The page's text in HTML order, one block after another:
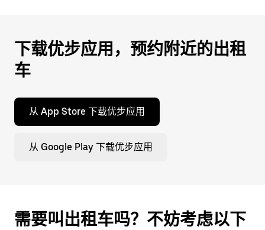
下载优步应用，预约附近的出租
车
从 App Store 下载优步应用
从 Google Play 下载优步应用
需要叫出租车吗？不妨考虑以下